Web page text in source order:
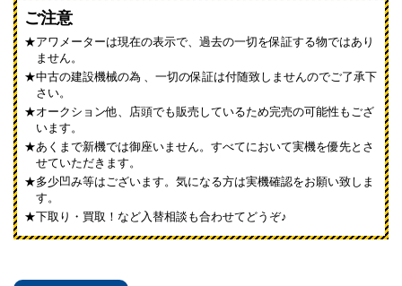
ご注意
アワメーターは現在の表示で、過去の一切を保証する物ではあり
ません。
中古の建設機械の為 、一切の保証は付随致しませんのでご了承下
さい。
オークション他、店頭でも販売しているため完売の可能性もござ
います。
あくまで新機では御座いません。すべてにおいて実機を優先とさ
せていただきます。
多少凹み等はございます。気になる方は実機確認をお願い致しま
す。
下取り・買取！など入替相談も合わせてどうぞ♪